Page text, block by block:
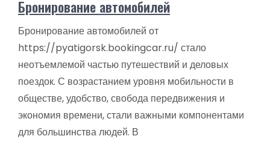
Бронирование автомобилей
Бронирование автомобилей от
https://pyatigorsk.bookingcar.ru/ стало
неотъемлемой частью путешествий и деловых
поездок. С возрастанием уровня мобильности в
обществе, удобство, свобода передвижения и
экономия времени, стали важными компонентами
для большинства людей. В